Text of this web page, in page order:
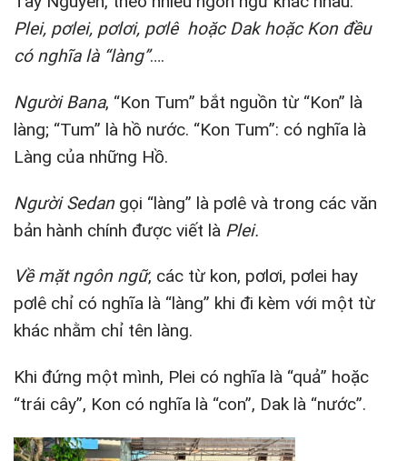
Plei, pơlei, pơlơi, pơlê hoặc Dak hoặc Kon đều
có nghĩa là “làng”….
Người Bana, “Kon Tum” bắt nguồn từ “Kon” là
làng; “Tum” là hồ nước. “Kon Tum”: có nghĩa là
Làng của những Hồ.
Người Sedangọi “làng” là pơlê và trong các văn
bản hành chính được viết là Plei.
Về mặt ngôn ngữ, các từ kon, pơlơi, pơlei hay
pơlê chỉ có nghĩa là “làng” khi đi kèm với một từ
khác nhằm chỉ tên làng.
Khi đứng một mình, Plei có nghĩa là “quả” hoặc
“trái cây”, Kon có nghĩa là “con”, Dak là “nước”.